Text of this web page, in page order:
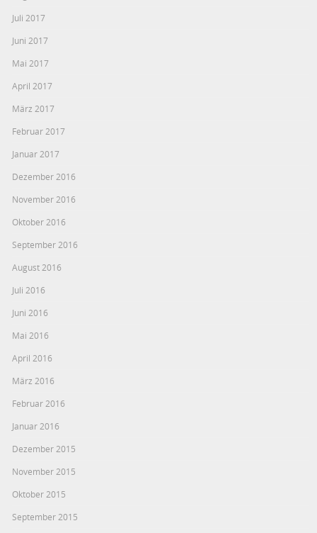
Juli 2017
Juni 2017
Mai 2017
April 2017
März 2017
Februar 2017
Januar 2017
Dezember 2016
November 2016
Oktober 2016
September 2016
August 2016
Juli 2016
Juni 2016
Mai 2016
April 2016
März 2016
Februar 2016
Januar 2016
Dezember 2015
November 2015
Oktober 2015
September 2015